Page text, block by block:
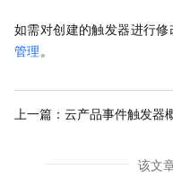
如需对创建的触发器进行
管理 。
上一篇： 云产品事件触发器
该文